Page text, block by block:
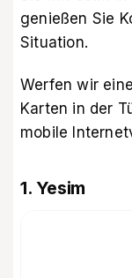
genießen Sie
Situation.
Werfen wir
Karten in der
mobile
1. Yesim